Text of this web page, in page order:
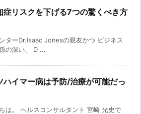
症リスクを下げる7つの驚くべき方
ターDr.Isaac Jonesの親友かつ ビジネス
の深い、 D ...
ハイマー病は予防/治療が可能だっ
は。 ヘルスコンサルタント 宮崎 光史で